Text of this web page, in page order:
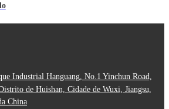
Industrial Hanguang, No.1 Yinchun Road,
de Huishan, Cidade de Wuxi, Jiangsu,
China